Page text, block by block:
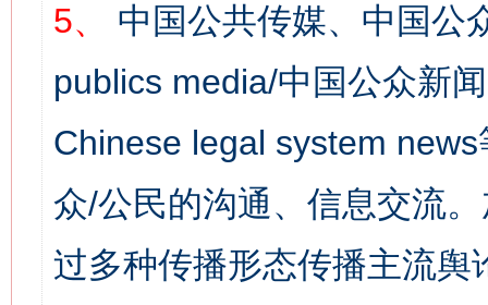
5、
中国公共传媒、中国公
publics media/中国公众新
Chinese legal system
众/公民的沟通、信息交流
过多种传播形态传播主流